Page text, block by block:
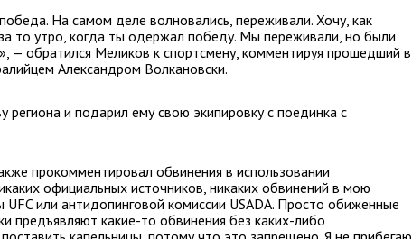
На самом деле волновались, переживали. Хочу, как
то утро, когда ты одержал победу. Мы переживали, но были
— обратился Меликов к спортсмену, комментируя прошедший в
Александром Волкановски.
региона и подарил ему свою экипировку с поединка с
прокомментировал обвинения в использовании
официальных источников, никаких обвинений в мою
или антидопинговой комиссии USADA. Просто обиженные
предъявляют какие-то обвинения без каких-либо